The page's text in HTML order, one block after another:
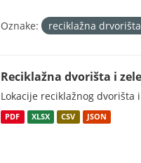
Oznake: reciklažna drvorišta
Reciklažna dvorišta i
Lokacije reciklažnog dvorišta
PDF XLSX CSV JSON